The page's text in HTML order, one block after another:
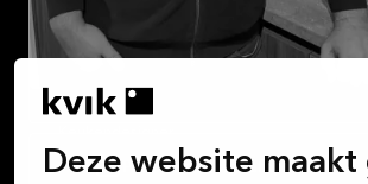
Deze website
Ruben Luinstra
Plan een designafspraak